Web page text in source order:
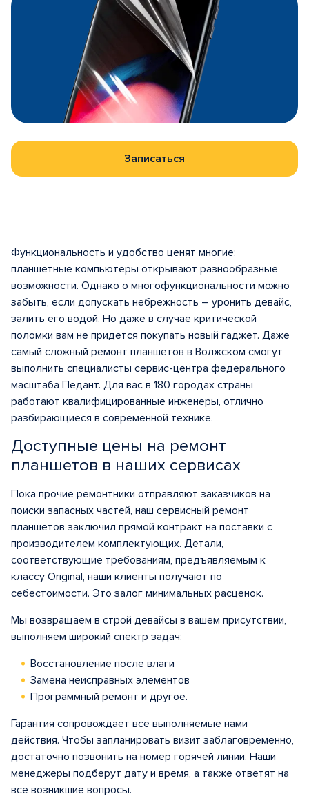
Записаться
Функциональность и удобство ценят многие:
планшетные компьютеры открывают разнообразные
возможности. Однако о многофункциональности можно
забыть, если допускать небрежность – уронить девайс,
залить его водой. Но даже в случае критической
поломки вам не придется покупать новый гаджет. Даже
самый сложный ремонт планшетов в Волжском смогут
выполнить специалисты сервис-центра федерального
масштаба Педант. Для вас в 180 городах страны
работают квалифицированные инженеры, отлично
разбирающиеся в современной технике.
Доступные цены на ремонт
планшетов в наших сервисах
Пока прочие ремонтники отправляют заказчиков на
поиски запасных частей, наш сервисный ремонт
планшетов заключил прямой контракт на поставки с
производителем комплектующих. Детали,
соответствующие требованиям, предъявляемым к
классу Original, наши клиенты получают по
себестоимости. Это залог минимальных расценок.
Мы возвращаем в строй девайсы в вашем присутствии,
выполняем широкий спектр задач:
Восстановление после влаги
Замена неисправных элементов
Программный ремонт и другое.
Гарантия сопровождает все выполняемые нами
действия. Чтобы запланировать визит заблаговременно,
достаточно позвонить на номер горячей линии. Наши
менеджеры подберут дату и время, а также ответят на
все возникшие вопросы.